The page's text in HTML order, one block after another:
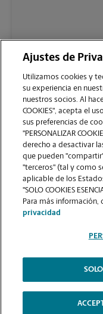
VER LA
2026.
The UPS Store | Aviso de
Contraste Alto
Ajustes de
Utilizamos cookies y
su experiencia en
nuestros socios. Al
COOKIES", acepta el
sus preferencias de
"PERSONALIZAR
derecho a desactivar
que pueden
"terceros" (tal y como
aplicable de los
"SOLO COOKIES
Para más información,
privacidad